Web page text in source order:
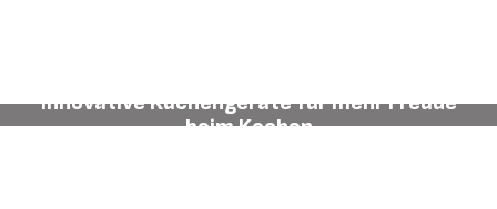
Innovative Küchengeräte für mehr Freude
beim Kochen